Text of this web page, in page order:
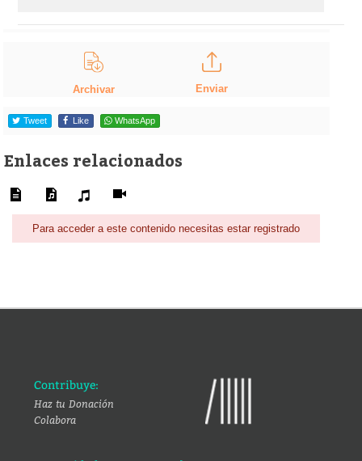
Archivar Enviar
Tweet Like WhatsApp
Enlaces relacionados
Para acceder a este contenido necesitas estar registrado
Contribuye:
Haz tu Donación
Colabora